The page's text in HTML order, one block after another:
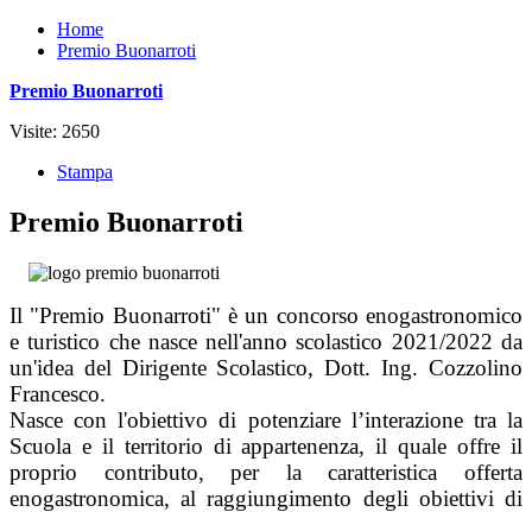
Home
Premio Buonarroti
Premio Buonarroti
Visite: 2650
Stampa
Premio Buonarroti
Il "Premio Buonarroti" è un concorso enogastronomico
e turistico che nasce nell'anno scolastico 2021/2022 da
un'idea del Dirigente Scolastico, Dott. Ing. Cozzolino
Francesco.
Nasce con l'obiettivo di potenziare l’interazione tra la
Scuola e il territorio di appartenenza, il quale offre il
proprio contributo, per la caratteristica offerta
enogastronomica, al raggiungimento degli obiettivi di